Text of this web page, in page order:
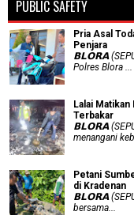
PUBLIC SAFETY
Pria Asal
Penjara
𝗕𝗟𝗢𝗥𝗔
Polres Blora ...
Lalai
Terbakar
𝗕𝗟𝗢𝗥𝗔
menangani
Petani
di Kradenan
𝗕𝗟𝗢𝗥𝗔
bersama...